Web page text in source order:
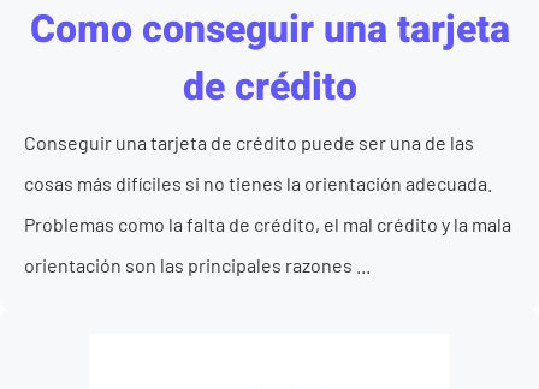
Como conseguir una tarjeta
de crédito
Conseguir una tarjeta de crédito puede ser una de las
cosas más difíciles si no tienes la orientación adecuada.
Problemas como la falta de crédito, el mal crédito y la mala
orientación son las principales razones ...